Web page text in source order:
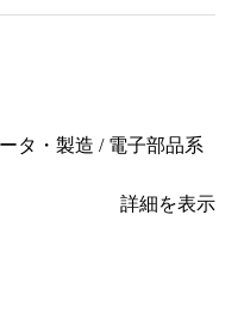
タ・製造 / 電子部品系
詳細を表示